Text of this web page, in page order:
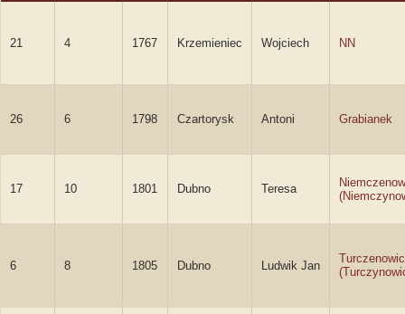
21 4 1767 Krzemieniec Wojciech NN
26 6 1798 Czartorysk Antoni Grabianek
17 10 1801 Dubno Teresa
6 8 1805 Dubno Ludwik Jan